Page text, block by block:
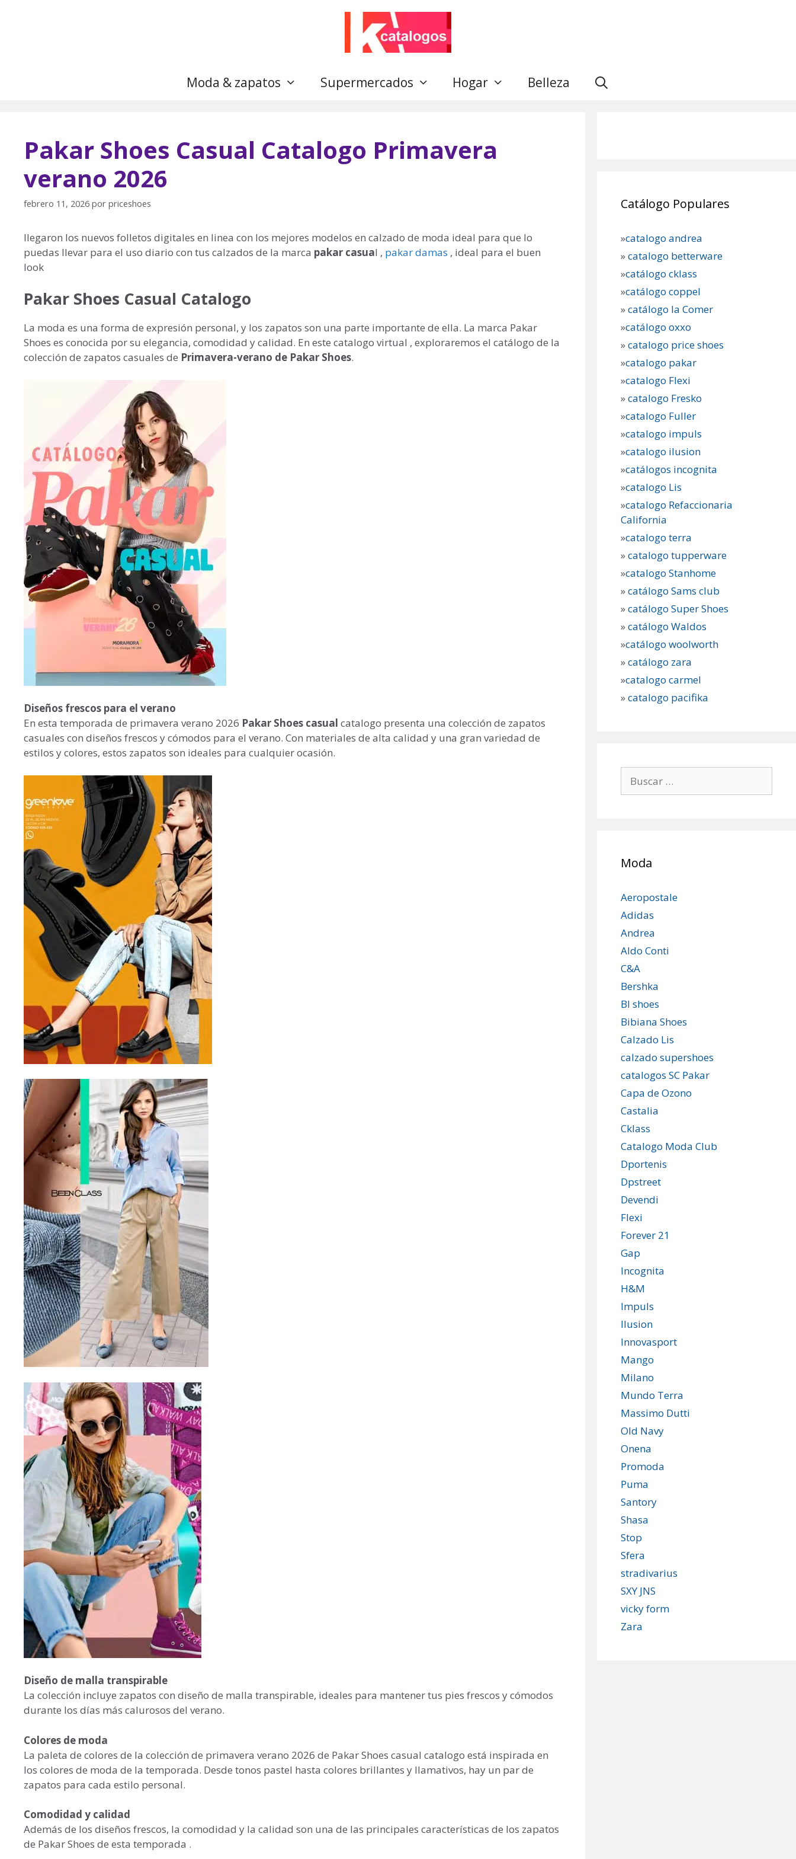
Moda & zapatos Supermercados Hogar Belleza
Pakar Shoes Casual Catalogo Primavera
verano 2026
febrero 11, 2026 por priceshoes
llegaron los nuevos folletos digitales en linea con los mejores modelos en calzado de moda ideal para que lo
puedas llevar para el uso diario con tus calzados de la marca pakar casual , pakar damas , ideal para el buen
look
Pakar Shoes Casual Catalogo
La moda es una forma de expresión personal, y los zapatos son una parte importante de ella. La marca Pakar
Shoes es conocida por su elegancia, comodidad y calidad. En este catalogo virtual , exploraremos el catálogo de la
colección de zapatos casuales de Primavera-verano de Pakar Shoes.
Diseños frescos para el verano
En esta temporada de primavera verano 2026 Pakar Shoes casual catalogo presenta una colección de zapatos
casuales con diseños frescos y cómodos para el verano. Con materiales de alta calidad y una gran variedad de
estilos y colores, estos zapatos son ideales para cualquier ocasión.
Diseño de malla transpirable
La colección incluye zapatos con diseño de malla transpirable, ideales para mantener tus pies frescos y cómodos
durante los días más calurosos del verano.
Colores de moda
La paleta de colores de la colección de primavera verano 2026 de Pakar Shoes casual catalogo está inspirada en
los colores de moda de la temporada. Desde tonos pastel hasta colores brillantes y llamativos, hay un par de
zapatos para cada estilo personal.
Comodidad y calidad
Además de los diseños frescos, la comodidad y la calidad son una de las principales características de los zapatos
de Pakar Shoes de esta temporada .
Catálogo Populares
»catalogo andrea
»catalogo betterware
»catálogo cklass
»catálogo coppel
»catálogo la Comer
»catálogo oxxo
»catalogo price shoes
»catalogo pakar
»catalogo Flexi
»catalogo Fresko
»catalogo Fuller
»catalogo impuls
»catalogo ilusion
»catálogos incognita
»catalogo Lis
»catalogo Refaccionaria
California
»catalogo terra
»catalogo tupperware
»catalogo Stanhome
»catálogo Sams club
»catálogo Super Shoes
»catálogo Waldos
»catálogo woolworth
»catálogo zara
»catalogo carmel
»catalogo pacifika
Moda
Aeropostale
Adidas
Andrea
Aldo Conti
C&A
Bershka
Bl shoes
Bibiana Shoes
Calzado Lis
calzado supershoes
catalogos SC Pakar
Capa de Ozono
Castalia
Cklass
Catalogo Moda Club
Dportenis
Dpstreet
Devendi
Flexi
Forever 21
Gap
Incognita
H&M
Impuls
Ilusion
Innovasport
Mango
Milano
Mundo Terra
Massimo Dutti
Old Navy
Onena
Promoda
Puma
Santory
Shasa
Stop
Sfera
stradivarius
SXY JNS
vicky form
Zara